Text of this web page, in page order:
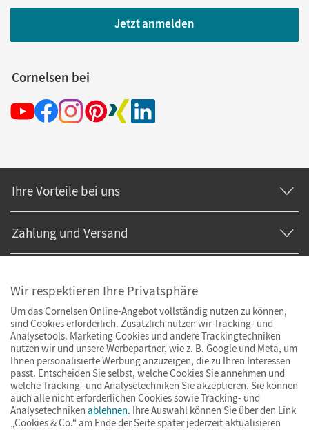
Jetzt anmelden
Cornelsen bei
Ihre Vorteile bei uns
Zahlung und Versand
ImpressumAGBDatenschutzBarrierefreiheitCookies & Co.
Wir respektieren Ihre Privatsphäre
Um das Cornelsen Online-Angebot vollständig nutzen zu können,
sind Cookies erforderlich. Zusätzlich nutzen wir Tracking- und
Analysetools. Marketing Cookies und andere Trackingtechniken
nutzen wir und unsere Werbepartner, wie z. B. Google und Meta, um
Ihnen personalisierte Werbung anzuzeigen, die zu Ihren Interessen
passt. Entscheiden Sie selbst, welche Cookies Sie annehmen und
welche Tracking- und Analysetechniken Sie akzeptieren. Sie können
auch alle nicht erforderlichen Cookies sowie Tracking- und
Analysetechniken ablehnen. Ihre Auswahl können Sie über den Link
„Cookies & Co.“ am Ende der Seite später jederzeit aktualisieren